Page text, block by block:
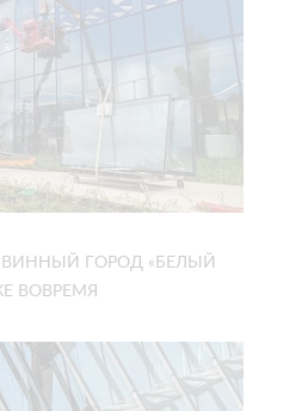
ГОРОД «БЕЛЫЙ
ВОВРЕМЯ